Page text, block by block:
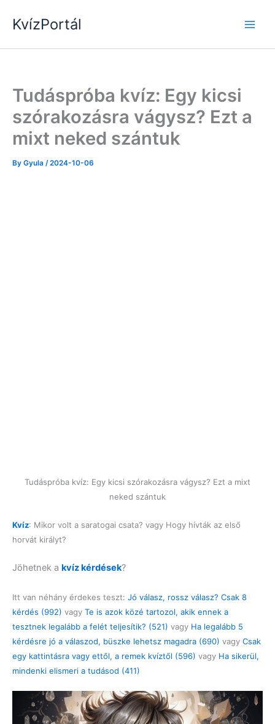
KvízPortál
Tudáspróba kvíz: Egy kicsi
szórakozásra vágysz? Ezt a
mixt neked szántuk
By Gyula /2024-10-06
Tudáspróba kvíz: Egy kicsi szórakozásra vágysz? Ezt a mixt
neked szántuk
Kvíz: Mikor volt a saratogai csata? vagy Hogy hívták az első
horvát királyt?
Jöhetnek a kvíz kérdések?
Itt van néhány érdekes teszt: Jó válasz, rossz válasz? Csak 8
kérdés (992) vagy Te is azok közé tartozol, akik ennek a
tesztnek legalább a felét teljesítik? (521) vagy Ha legalább 5
kérdésre jó a válaszod, büszke lehetsz magadra (690) vagy Csak
egy kattintásra vagy ettől, a remek kvíztől (596) vagy Ha sikerül,
mindenki elismeri a tudásod (411)